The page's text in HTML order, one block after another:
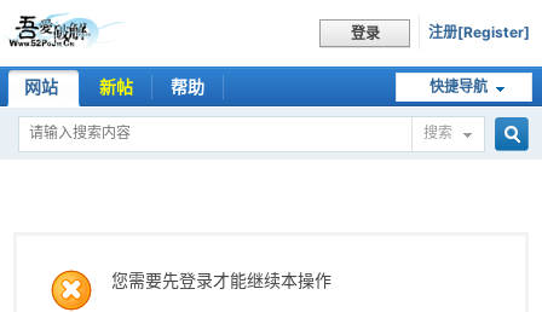
登录 注册[Register]
快捷导航
网站 新帖 帮助
搜索
您需要先登录才能继续本操作